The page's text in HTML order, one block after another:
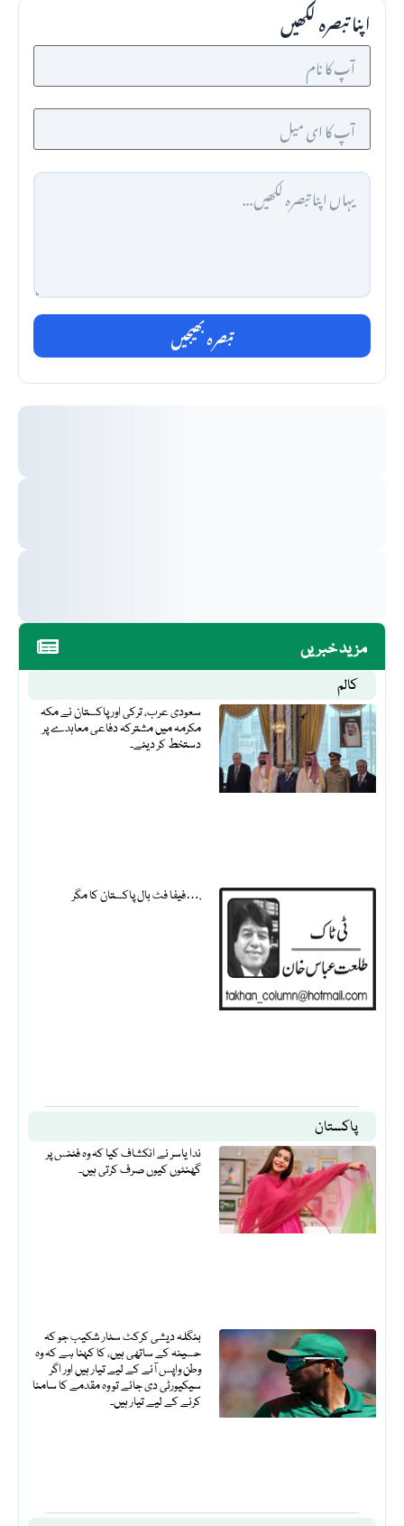
مزید خبریں
کالم
سعودی عرب، ترکی اور پاکستان نے مکہ
مکرمہ میں مشترکہ دفاعی معاہدے پر
دستخط کر دیئے۔
فیفا فٹ بال پاکستان کا مگر….
پاکستان
ندا یاسر نے انکشاف کیا کہ وہ فٹنس پر
گھنٹوں کیوں صرف کرتی ہیں۔
بنگلہ دیشی کرکٹ سٹار شکیب جو کہ
حسینہ کے ساتھی ہیں، کا کہنا ہے کہ وہ
وطن واپس آنے کے لیے تیار ہیں اور اگر
سیکیورٹی دی جائے تو وہ مقدمے کا سامنا
کرنے کے لیے تیار ہیں۔
اپنا تبصرہ لکھیں
تبصرہ بھیجیں